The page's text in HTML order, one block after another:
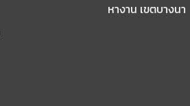
หางาน เขตบางนา